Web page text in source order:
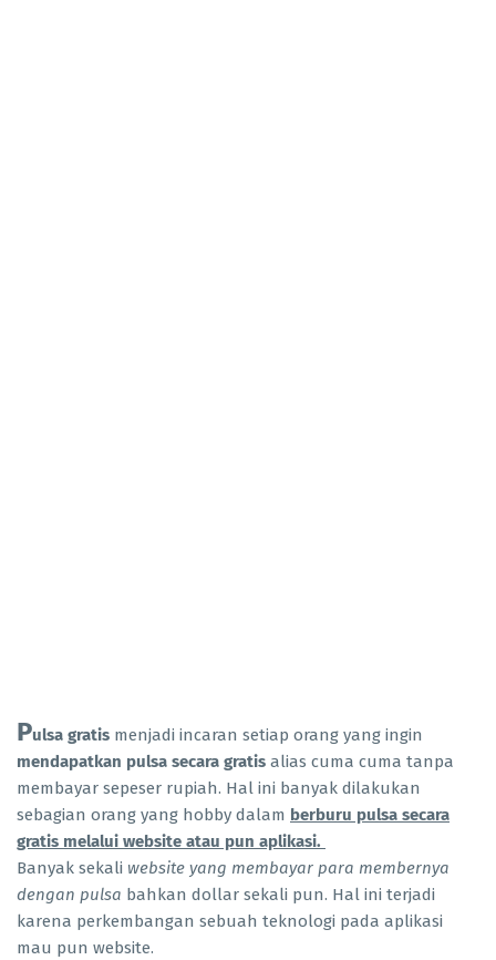
Pulsa gratis menjadi incaran setiap orang yang ingin
mendapatkan pulsa secara gratis alias cuma cuma tanpa
membayar sepeser rupiah. Hal ini banyak dilakukan
sebagian orang yang hobby dalam berburu pulsa secara
gratis melalui website atau pun aplikasi.
Banyak sekali website yang membayar para membernya
dengan pulsa bahkan dollar sekali pun. Hal ini terjadi
karena perkembangan sebuah teknologi pada aplikasi
mau pun website.